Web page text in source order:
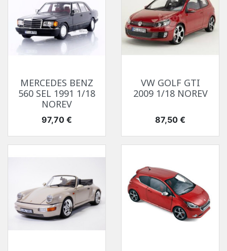
MERCEDES BENZ
560 SEL 1991 1/18
NOREV
Prix
97,70 €
VW GOLF GTI
2009 1/18 NOREV
Prix
87,50 €